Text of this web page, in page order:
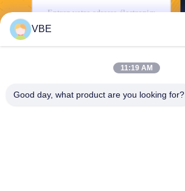
VBE
11:19 AM
Good day, what product are you looking for?